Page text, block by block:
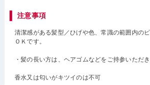
注意事項
清潔感がある髪型／ひげや色、常識の範囲内の
ＯＫです。
・髪の長い方は、ヘアゴムなどをご持参いただ
香水又は匂いがキツイのは不可